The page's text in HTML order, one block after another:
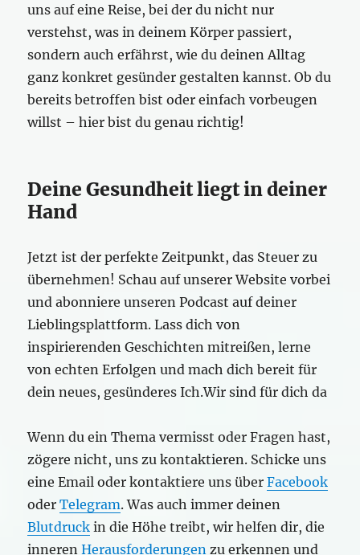
uns auf eine Reise, bei der du nicht nur
verstehst, was in deinem Körper passiert,
sondern auch erfährst, wie du deinen Alltag
ganz konkret gesünder gestalten kannst. Ob du
bereits betroffen bist oder einfach vorbeugen
willst – hier bist du genau richtig!
Deine Gesundheit liegt in deiner
Hand
Jetzt ist der perfekte Zeitpunkt, das Steuer zu
übernehmen! Schau auf unserer Website vorbei
und abonniere unseren Podcast auf deiner
Lieblingsplattform. Lass dich von
inspirierenden Geschichten mitreißen, lerne
von echten Erfolgen und mach dich bereit für
dein neues, gesünderes Ich.Wir sind für dich da
Wenn du ein Thema vermisst oder Fragen hast,
zögere nicht, uns zu kontaktieren. Schicke uns
eine Email oder kontaktiere uns überFacebook
oderTelegram. Was auch immer deinen
Blutdruck in die Höhe treibt, wir helfen dir, die
innerenHerausforderungen zu erkennen und